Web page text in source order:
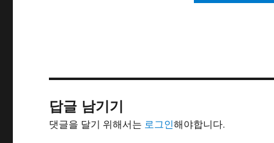
답글 남기기
댓글을 달기 위해서는 로그인해야합니다.